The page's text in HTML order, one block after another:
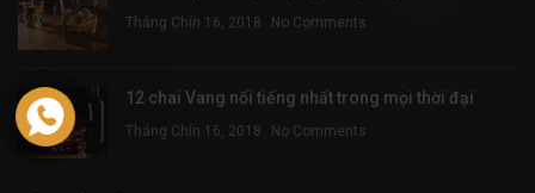
Tháng Chín 16, 2018 No Comments
12 chai Vang nổi tiếng nhất trong mọi thời đại
Tháng Chín 16, 2018 No Comments